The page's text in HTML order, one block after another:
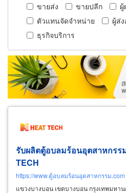
ขายส่ง ขายปลีก
ตัวแทนจัดจำหน่าย
ผู้ส่
ธุรกิจบริการ
รับผลิตตู้อบลมร้อนอุตสาหกรร
TECH
https://www.ตู้อบลมร้อนอุตสาหกรรม.com
แขวงบางบอน เขตบางบอน กรุงเทพมหา